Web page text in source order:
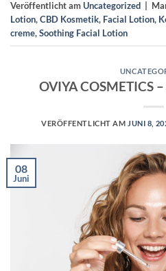
Veröffentlicht amUncategorized
Lotion,CBD Kosmetik, Facial Lotion,
creme,Soothing Facial Lotion
OVIYA COSMETICS
VERÖFFENTLICHT AM JUNI 8,
08
Juni